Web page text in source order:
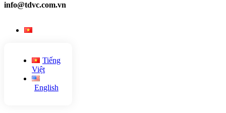
info@tdvc.com.vn
Tiếng
Việt
English